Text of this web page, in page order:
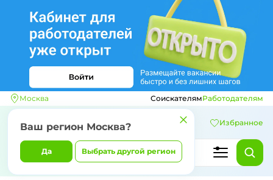
Москва
Ваш регион Москва?
Да Выбрать другой регион
СоискателямРаботодателям
Избранное